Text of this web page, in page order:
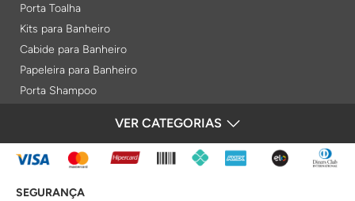
Porta Toalha
Kits para Banheiro
Cabide para Banheiro
Papeleira para Banheiro
Porta Shampoo
Porta Toalha Aquecido
Gabinetes para Banheiro
Lixeiras
VER CATEGORIAS
FORMAS DE PAGAMENTO
SEGURANÇA